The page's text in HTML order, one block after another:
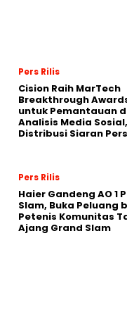
Pers Rilis
Cision Raih MarTech
Breakthrough
untuk Pemantauan
Analisis Media Sosial,
Distribusi Siaran
Pers Rilis
Haier Gandeng AO 1
Slam, Buka Peluang
Petenis Komunitas
Ajang Grand Slam